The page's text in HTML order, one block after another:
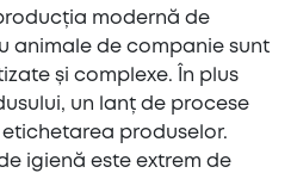
modernă de
animale de companie sunt
și complexe. În plus
un lanț de procese
produselor.
igienă este extrem de